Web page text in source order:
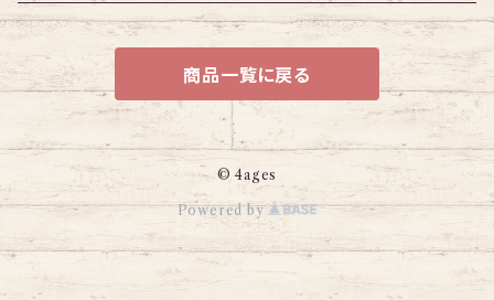
ブレスレット
チェーン
商品一覧に戻る
© 4ages
Powered by